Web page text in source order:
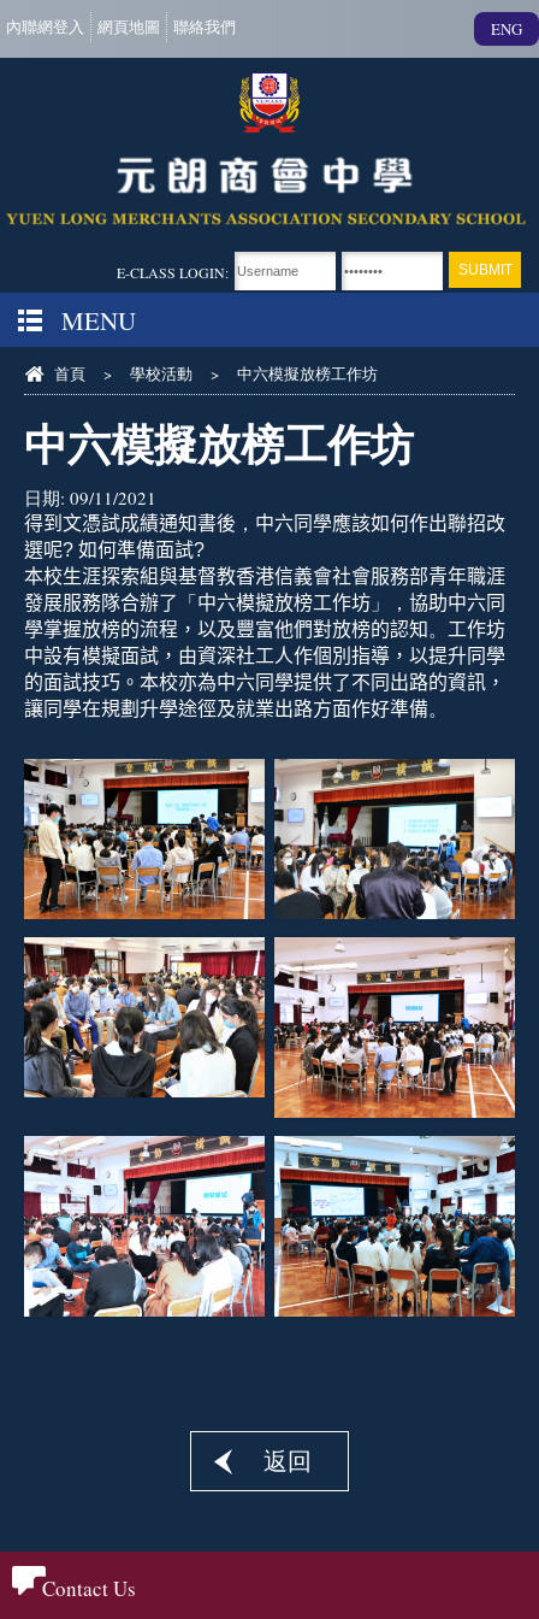
內聯網登入 網頁地圖 聯絡我們 ENG
E-CLASS LOGIN:
MENU
首頁 > 學校活動 > 中六模擬放榜工作坊
中六模擬放榜工作坊
日期: 09/11/2021
得到 文憑試成績通知書後 ， 中六同學應該如何作出聯招改
選呢? 如何準備面試?
本校生涯探索組與基督教香港信義會社會服務部青年職涯
發展服務隊合辦了 「 中六模擬放榜工作坊 」 ， 協助中六同
學掌握放榜的流程 ，以及豐富他們對放榜的認知 。 工作坊
中設有模擬面試，由資深社工人作個別指導，以提升同學
的面試技巧。 本校亦為中六同學提供了不同出路的資訊，
讓同學在規劃升學途徑及就業出路方面作好準備。
返回
Contact Us